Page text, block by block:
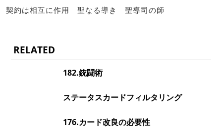
契約は相互に作用 聖なる導き 聖導司の師
RELATED
182.銃闘術
ステータスカードフィルタリング
176.カード改良の必要性